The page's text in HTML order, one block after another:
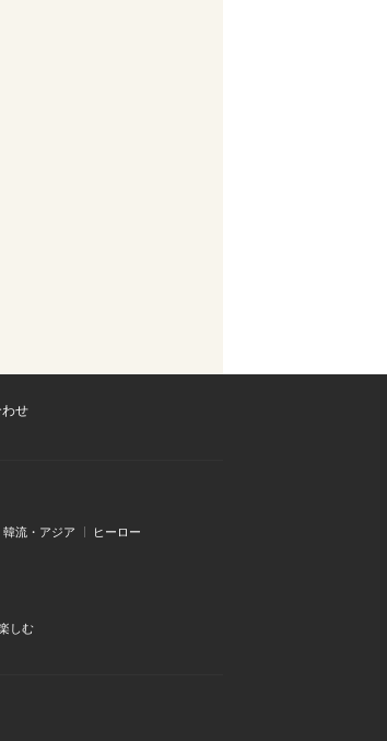
せ
韓流・アジア ヒーロー
しむ